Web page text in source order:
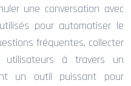
une conversation avec
pour automatiser le
fréquentes, collecter
à travers un
un outil puissant pour